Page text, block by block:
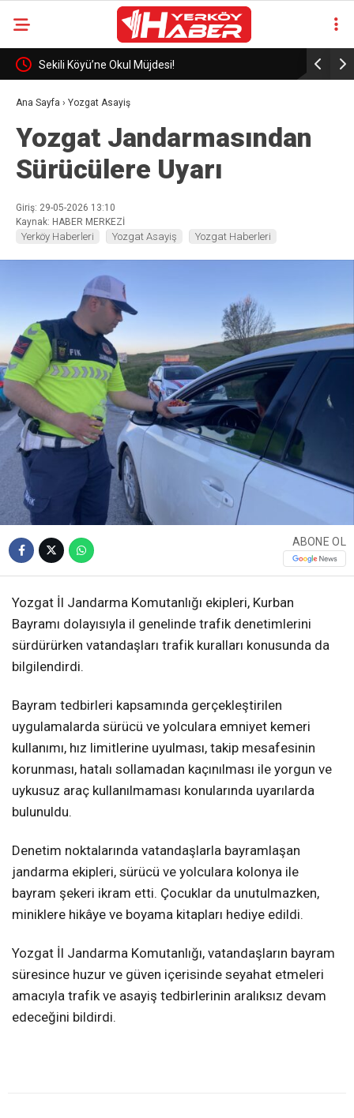
Sekili Köyü’ne Okul Müjdesi! 29 Yıllık
Ana Sayfa › Yozgat Asayiş
Yozgat Jandarmasından
Sürücülere Uyarı
Giriş: 29-05-2026 13:10
Kaynak: HABER MERKEZİ
Yerköy Haberleri Yozgat Asayiş Yozgat Haberleri
ABONE OL
Yozgat İl Jandarma Komutanlığı ekipleri, Kurban
Bayramı dolayısıyla il genelinde trafik denetimlerini
sürdürürken vatandaşları trafik kuralları konusunda da
bilgilendirdi.
Bayram tedbirleri kapsamında gerçekleştirilen
uygulamalarda sürücü ve yolculara emniyet kemeri
kullanımı, hız limitlerine uyulması, takip mesafesinin
korunması, hatalı sollamadan kaçınılması ile yorgun ve
uykusuz araç kullanılmaması konularında uyarılarda
bulunuldu.
Denetim noktalarında vatandaşlarla bayramlaşan
jandarma ekipleri, sürücü ve yolculara kolonya ile
bayram şekeri ikram etti. Çocuklar da unutulmazken,
miniklere hikâye ve boyama kitapları hediye edildi.
Yozgat İl Jandarma Komutanlığı, vatandaşların bayram
süresince huzur ve güven içerisinde seyahat etmeleri
amacıyla trafik ve asayiş tedbirlerinin aralıksız devam
edeceğini bildirdi.